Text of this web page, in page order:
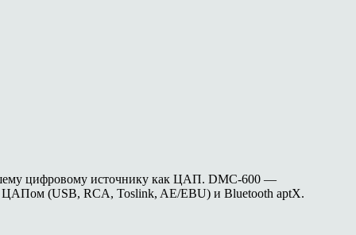
цифровому источнику как ЦАП. DMC-600 —
ЦАПом (USB, RCA, Toslink, AE/EBU) и Bluetooth aptX.